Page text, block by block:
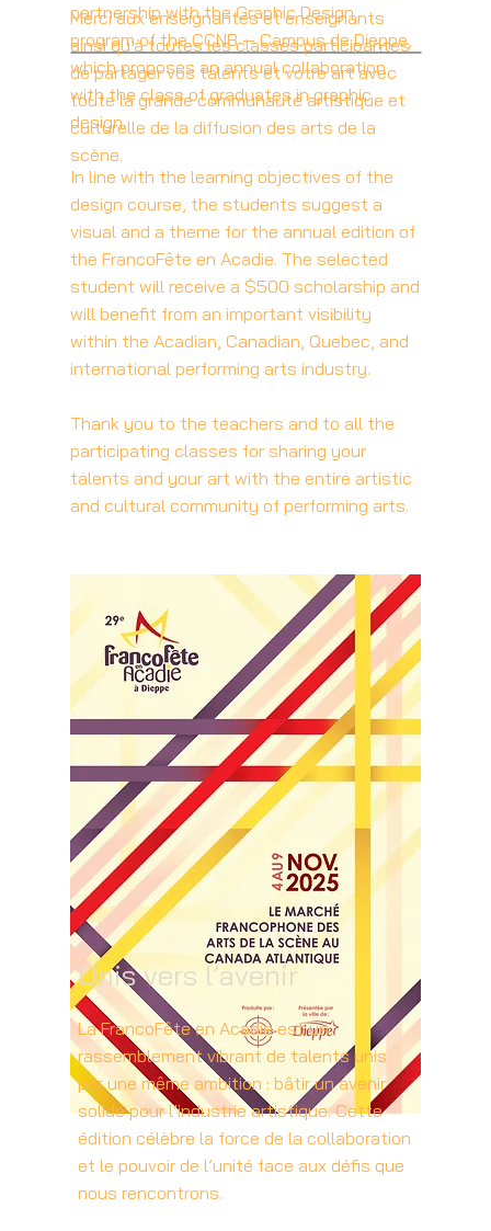
Merci aux enseignantes et enseignants
ainsi qu’à toutes les classes participantes
de partager vos talents et votre art avec
toute la grande communauté artistique et
culturelle de la diffusion des arts de la
scène.
partnership with the Graphic Design
program of the CCNB — Campus de Dieppe,
which proposes an annual collaboration
with the class of graduates in graphic
design.
In line with the learning objectives of the
design course, the students suggest a
visual and a theme for the annual edition of
the FrancoFête en Acadie. The selected
student will receive a $500 scholarship and
will benefit from an important visibility
within the Acadian, Canadian, Quebec, and
international performing arts industry.
Thank you to the teachers and to all the
participating classes for sharing your
talents and your art with the entire artistic
and cultural community of performing arts.
Unis vers l’avenir
La FrancoFête en Acadie est un
rassemblement vibrant de talents unis
par une même ambition : bâtir un avenir
solide pour l’industrie artistique. Cette
édition célèbre la force de la collaboration
et le pouvoir de l’unité face aux défis que
nous rencontrons.